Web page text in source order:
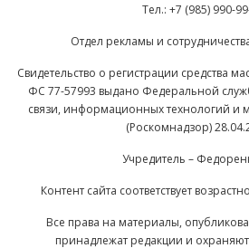
Тел.: +7 (985) 990-
Отдел рекламы и
Свидетельство о регистрации средства
ФС 77-57993 выдано Федеральной
связи, информационных технологий и
(Роскомнадзор)
Учредитель –
Контент сайта соответствует
Все права на материалы,
принадлежат редакции и